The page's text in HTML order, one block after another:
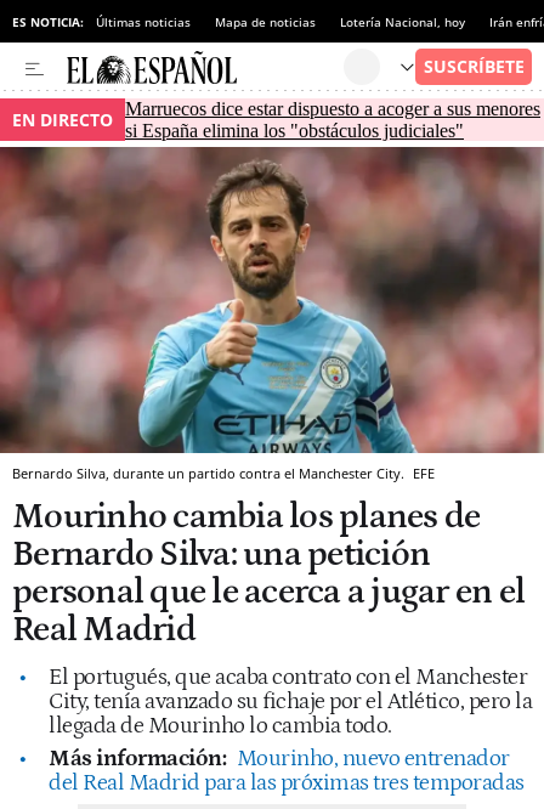
ES NOTICIA: Últimas noticias Mapa de noticias Lotería Nacional, hoy Irán
EN DIRECTO Marruecos dice estar dispuesto a acoger a sus menores
si España elimina los "obstáculos judiciales"
Bernardo Silva, durante un partido contra el Manchester City. EFE
Mourinho cambia los planes de
Bernardo Silva: una petición
personal que le acerca a jugar en el
Real Madrid
El portugués, que acaba contrato con el Manchester
City, tenía avanzado su fichaje por el Atlético, pero la
llegada de Mourinho lo cambia todo.
Más información: Mourinho, nuevo entrenador
del Real Madrid para las próximas tres temporadas